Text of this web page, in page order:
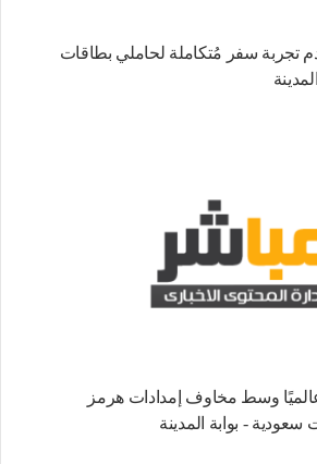
تجربة سفر مُتكاملة لحاملي بطاقات
عالميًا وسط مخاوف إمدادات هرمز
- بوابة المدينة